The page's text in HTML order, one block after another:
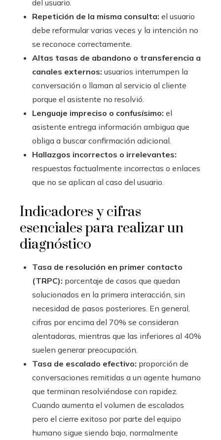
del usuario.
Repetición de la misma consulta: el usuario
debe reformular varias veces y la intención no
se reconoce correctamente.
Altas tasas de abandono o transferencia a
canales externos: usuarios interrumpen la
conversación o llaman al servicio al cliente
porque el asistente no resolvió.
Lenguaje impreciso o confusísimo: el
asistente entrega información ambigua que
obliga a buscar confirmación adicional.
Hallazgos incorrectos o irrelevantes:
respuestas factualmente incorrectas o enlaces
que no se aplican al caso del usuario.
Indicadores y cifras
esenciales para realizar un
diagnóstico
Tasa de resolución en primer contacto
(TRPC): porcentaje de casos que quedan
solucionados en la primera interacción, sin
necesidad de pasos posteriores. En general,
cifras por encima del 70% se consideran
alentadoras, mientras que las inferiores al 40%
suelen generar preocupación.
Tasa de escalado efectivo: proporción de
conversaciones remitidas a un agente humano
que terminan resolviéndose con rapidez.
Cuando aumenta el volumen de escalados
pero el cierre exitoso por parte del equipo
humano sigue siendo bajo, normalmente